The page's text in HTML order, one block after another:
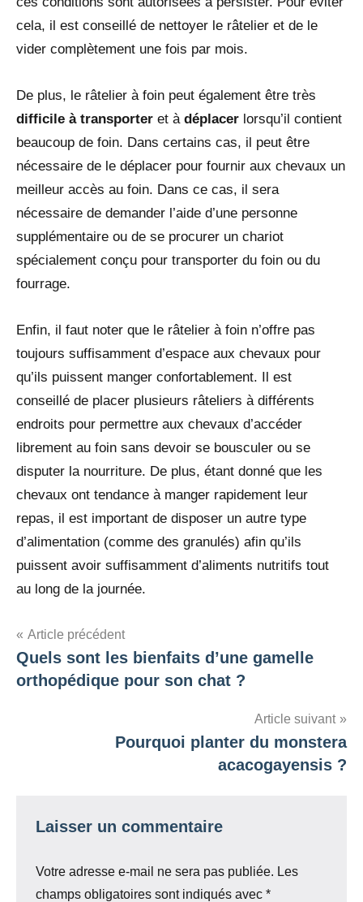
cela, il est conseillé de nettoyer le râtelier et de le
vider complètement une fois par mois.
De plus, le râtelier à foin peut également être très
difficile à transporter et à déplacer lorsqu’il contient
beaucoup de foin. Dans certains cas, il peut être
nécessaire de le déplacer pour fournir aux chevaux un
meilleur accès au foin. Dans ce cas, il sera
nécessaire de demander l’aide d’une personne
supplémentaire ou de se procurer un chariot
spécialement conçu pour transporter du foin ou du
fourrage.
Enfin, il faut noter que le râtelier à foin n’offre pas
toujours suffisamment d’espace aux chevaux pour
qu’ils puissent manger confortablement. Il est
conseillé de placer plusieurs râteliers à différents
endroits pour permettre aux chevaux d’accéder
librement au foin sans devoir se bousculer ou se
disputer la nourriture. De plus, étant donné que les
chevaux ont tendance à manger rapidement leur
repas, il est important de disposer un autre type
d’alimentation (comme des granulés) afin qu’ils
puissent avoir suffisamment d’aliments nutritifs tout
au long de la journée.
Navigation
de
Article précédent
Quels sont les bienfaits d’une gamelle
orthopédique pour son chat ?
Article suivant
Pourquoi planter du monstera
acacogayensis ?
Laisser un commentaire
Votre adresse e-mail ne sera pas publiée. Les
champs obligatoires sont indiqués avec *